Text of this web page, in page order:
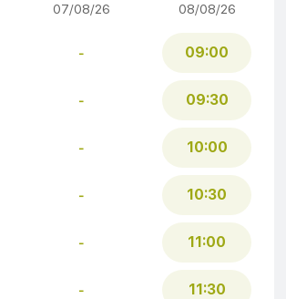
07/08/26 08/08/26
-
-
-
-
-
-
09:00
09:30
10:00
10:30
11:00
11:30